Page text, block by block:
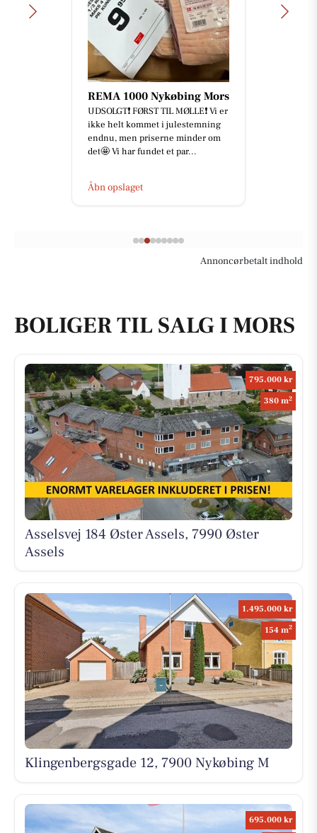
REMA 1000 Nykøbing Mors
UDSOLGT❗️ FØRST TIL MØLLE❗️ Vi er
ikke helt kommet i julestemning
endnu, men priserne minder om
det🤩 Vi har fundet et par...
Åbn opslaget
Annoncørbetalt indhold
BOLIGER TIL SALG I MORS
795.000 kr
380 m2
Asselsvej 184 Øster Assels, 7990 Øster
Assels
1.495.000 kr
154 m2
Klingenbergsgade 12, 7900 Nykøbing M
695.000 kr